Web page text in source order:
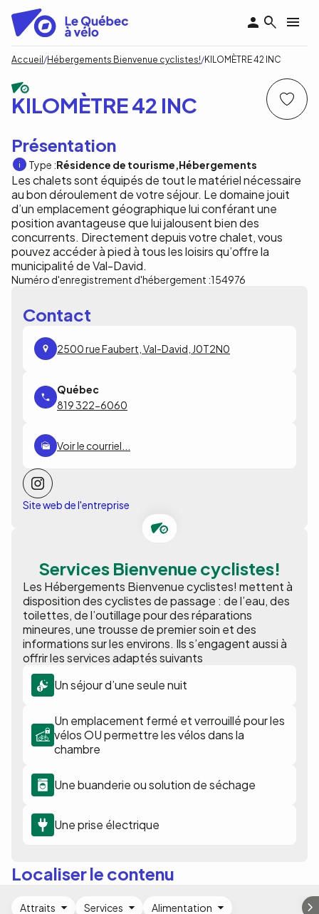
contenu
principal
Fil
d'Ariane
Accueil Hébergements Bienvenue cyclistes! KILOMÈTRE 42 INC
KILOMÈTRE 42 INC
Présentation
Type :Résidence de tourisme Hébergements
Les chalets sont équipés de tout le matériel nécessaire
au bon déroulement de votre séjour. Le domaine jouit
d’un emplacement géographique lui conférant une
position avantageuse que lui jalousent bien des
concurrents. Directement depuis votre chalet, vous
pouvez accéder à pied à tous les loisirs qu’offre la
municipalité de Val-David.
Numéro d'enregistrement d'hébergement :154976
Contact
2500 rue Faubert, Val-David, J0T2N0
819 322-6060
Voir le courriel...
Site web de l'entreprise
Services Bienvenue cyclistes!
Les Hébergements Bienvenue cyclistes! mettent à
disposition des cyclistes de passage : de l’eau, des
toilettes, de l’outillage pour des réparations
mineures, une trousse de premier soin et des
informations sur les environs. Ils s’engagent aussi à
offrir les services adaptés suivants
Un séjour d’une seule nuit
Un emplacement fermé et verrouillé pour les
vélos OU permettre les vélos dans la
chambre
Une buanderie ou solution de séchage
Une prise électrique
Localiser le contenu
Attraits Services Alimentation